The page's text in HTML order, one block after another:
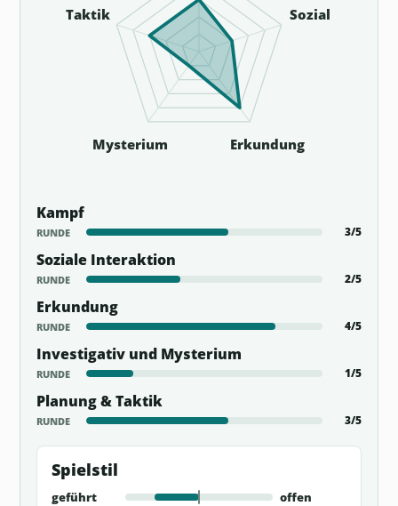
Sozial
Erkundung
Mysterium
Taktik
Kampf
RUNDE 3/5
Soziale Interaktion
RUNDE 2/5
Erkundung
RUNDE 4/5
Investigativ und Mysterium
RUNDE 1/5
Planung & Taktik
RUNDE 3/5
Spielstil
geführt
offen